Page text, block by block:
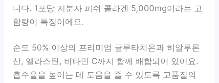
니다. 1포당 저분자 피쉬 콜라겐 5,000mg이라는 고
함량이 특징이에요.
순도 50% 이상의 프리미엄 글루타치온과 히알루론
산, 엘라스틴, 비타민 C까지 함께 배합되어 있어요.
흡수율을 높이는 데 도움을 줄 수 있도록 고품질의